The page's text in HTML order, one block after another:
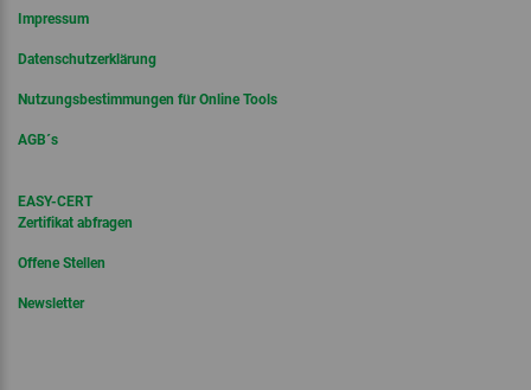
Impressum
Datenschutzerklärung
Nutzungsbestimmungen für Online Tools
AGB´s
EASY-CERT
Zertifikat abfragen
Offene Stellen
Newsletter